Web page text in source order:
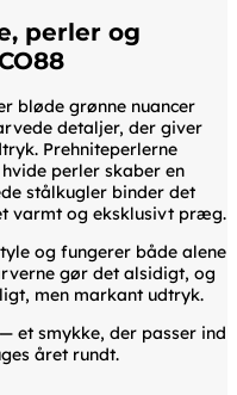
perler og
bløde grønne nuancer
detaljer, der giver
Prehniteperlerne
perler skaber en
stålkugler binder det
varmt og eksklusivt præg.
og fungerer både alene
gør det alsidigt, og
men markant udtryk.
et smykke, der passer ind
året rundt.